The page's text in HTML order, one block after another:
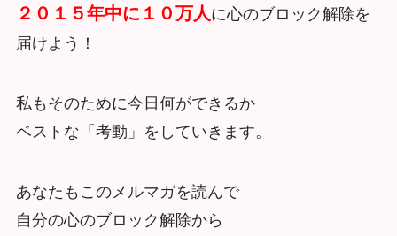
２０１５年中に１０万人に心のブロック解除を
届けよう！
私もそのために今日何ができるか
ベストな「考動」をしていきます。
あなたもこのメルマガを読んで
自分の心のブロック解除から